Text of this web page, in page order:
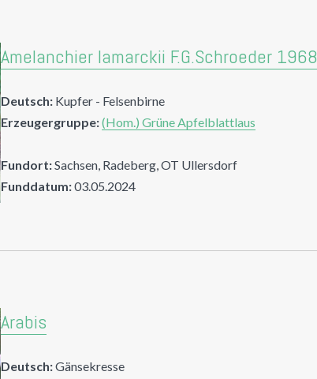
Amelanchier lamarckii F.G.Schroeder 1968
Deutsch: Kupfer - Felsenbirne
Erzeugergruppe:(Hom.) Grüne Apfelblattlaus
Fundort:Sachsen, Radeberg, OT Ullersdorf
Funddatum:03.05.2024
Arabis
Deutsch:Gänsekresse